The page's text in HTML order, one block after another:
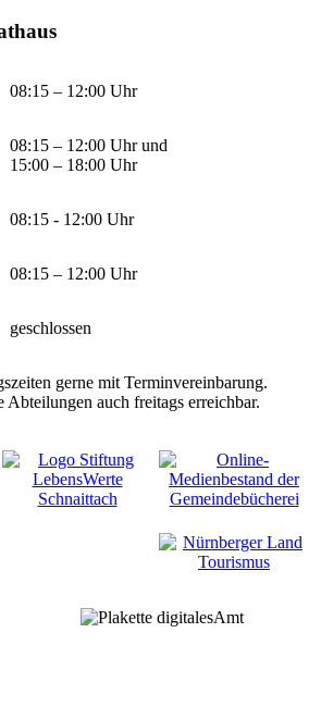
08:15 – 12:00 Uhr
08:15 – 12:00 Uhr und
15:00 – 18:00 Uhr
08:15 - 12:00 Uhr
08:15 – 12:00 Uhr
geschlossen
gerne mit Terminvereinbarung.
Abteilungen auch freitags erreichbar.